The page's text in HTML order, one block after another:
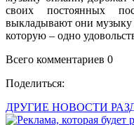
своих постоянных
выкладывают они музыку
которую – одно
Всего комментариев 0
Поделиться:
ДРУГИЕ НОВОСТИ